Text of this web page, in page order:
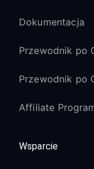
Dokumentacja
Przewodnik po
Przewodnik po
Affiliate
Wsparcie